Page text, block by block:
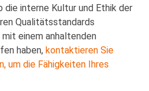
die interne Kultur und Ethik der
Qualitätsstandards
mit einem anhaltenden
haben, kontaktieren Sie
um die Fähigkeiten Ihres